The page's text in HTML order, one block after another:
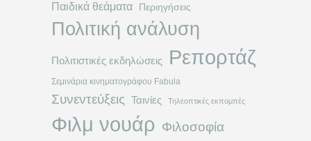
Παιδικά θεάματα Περιηγήσεις
Πολιτική ανάλυση
Πολιτιστικές εκδηλώσεις Ρεπορτάζ
Σεμινάρια κινηματογράφου Fabula
Συνεντεύξεις Ταινίες Τηλεοπτικές εκπομπές
Φιλμ νουάρ Φιλοσοφία